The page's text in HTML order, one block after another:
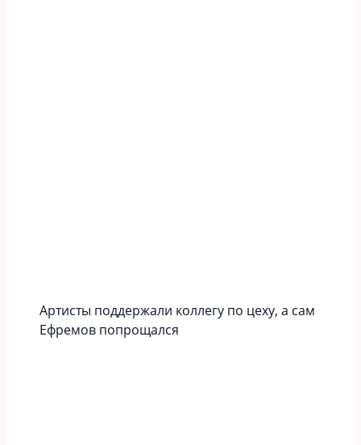
Артисты поддержали коллегу по цеху, а сам
Ефремов попрощался